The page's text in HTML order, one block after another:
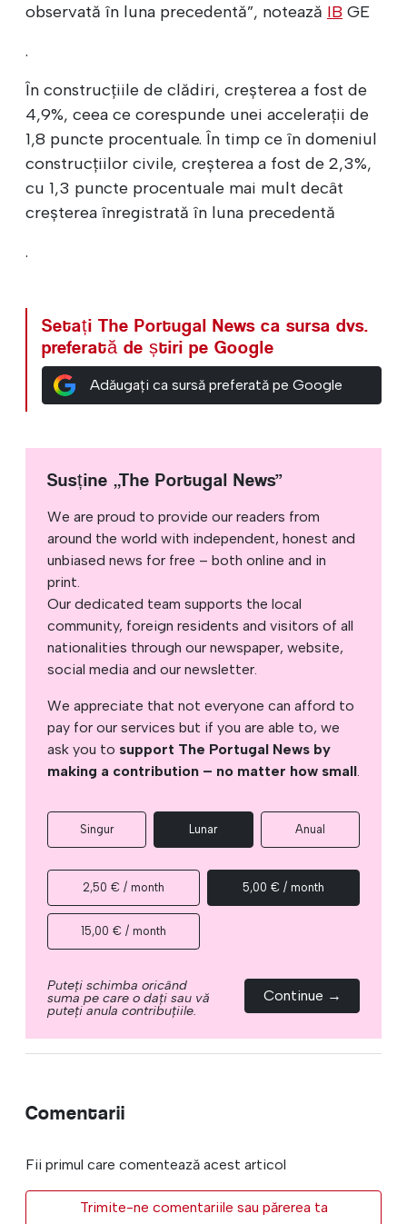
observată în luna precedentă”, notează IB GE
.
În construcțiile de clădiri, creșterea a fost de
4,9%, ceea ce corespunde unei accelerații de
1,8 puncte procentuale. În timp ce în domeniul
construcțiilor civile, creșterea a fost de 2,3%,
cu 1,3 puncte procentuale mai mult decât
creșterea înregistrată în luna precedentă
.
Setați The Portugal News ca sursa dvs.
preferată de știri pe Google
Adăugați ca sursă preferată pe Google
Susține „The Portugal News”
We are proud to provide our readers from
around the world with independent, honest and
unbiased news for free – both online and in
print.
Our dedicated team supports the local
community, foreign residents and visitors of all
nationalities through our newspaper, website,
social media and our newsletter.
We appreciate that not everyone can afford to
pay for our services but if you are able to, we
ask you to support The Portugal News by
making a contribution – no matter how small.
Singur Lunar Anual
2,50 € / month 5,00 € / month
15,00 € / month
Puteți schimba oricând
suma pe care o dați sau vă
puteți anula contribuțiile.
Continue →
Comentarii
Fii primul care comentează acest articol
Trimite-ne comentariile sau părerea ta